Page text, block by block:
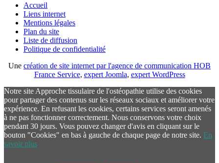
Accueil
Liens internet
Mentions légales
Plan du site
Liste de diffusion
Politique de confidentialité
Une création de site internet par l'agence de communication HOB
France Service, expert Joomla, expert WordPress
Notre site Approche tissulaire de l'ostéopathie utilise des cookies
pour partager des contenus sur les réseaux sociaux et améliorer votre
expérience. En refusant les cookies, certains services seront amenés
à ne pas fonctionner correctement. Nous conservons votre choix
pendant 30 jours. Vous pouvez changer d'avis en cliquant sur le
bouton "Cookies" en bas à gauche de chaque page de notre site. En
savoir plus